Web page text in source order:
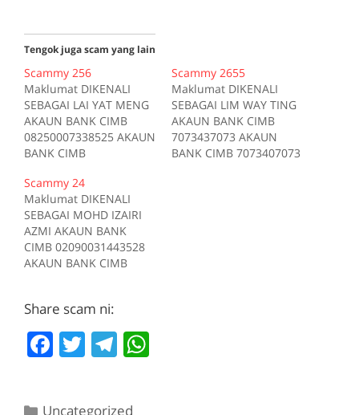
Tengok juga scam yang lain
Scammy 256
Maklumat DIKENALI
SEBAGAI LAI YAT MENG
AKAUN BANK CIMB
08250007338525 AKAUN
BANK CIMB
BANK Affin Bank
20032012548131102015
Sumber scam.my
id:256
Scammy 2655
Maklumat DIKENALI
SEBAGAI LIM WAY TING
AKAUN BANK CIMB
7073437073 AKAUN
BANK CIMB 7073407073
Scammy 24
Maklumat DIKENALI
SEBAGAI MOHD IZAIRI
AZMI AKAUN BANK
CIMB 02090031443528
AKAUN BANK CIMB
107116099505 Kes Kes1
Sumber scam.my id:24
Share scam ni:
F T T
Categories
Uncategorized